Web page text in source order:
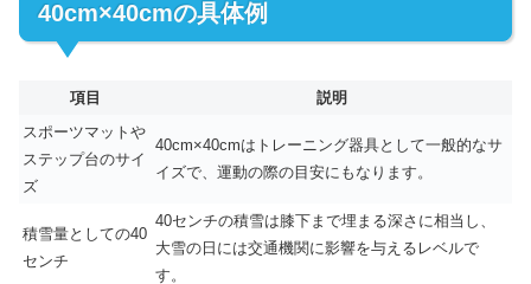
40cm×40cmの具体例
項目
説明
スポーツマットや
ステップ台のサイ
ズ
40cm×40cmはトレーニング器具として一般的なサ
イズで、運動の際の目安にもなります。
積雪量としての40
センチ
40センチの積雪は膝下まで埋まる深さに相当し、
大雪の日には交通機関に影響を与えるレベルで
す。